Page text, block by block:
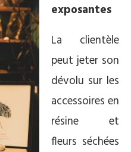
exposantes
La clientèle
peut jeter son
dévolu sur les
accessoires en
résine et
fleurs séchées